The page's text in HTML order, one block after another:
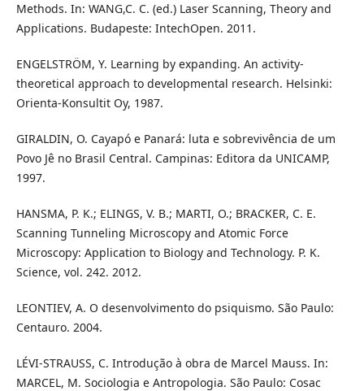
Methods. In: WANG,C. C. (ed.) Laser Scanning, Theory and
Applications. Budapeste: IntechOpen. 2011.
ENGELSTRÖM, Y. Learning by expanding. An activity-
theoretical approach to developmental research. Helsinki:
Orienta-Konsultit Oy, 1987.
GIRALDIN, O. Cayapó e Panará: luta e sobrevivência de um
Povo Jê no Brasil Central. Campinas: Editora da UNICAMP,
1997.
HANSMA, P. K.; ELINGS, V. B.; MARTI, O.; BRACKER, C. E.
Scanning Tunneling Microscopy and Atomic Force
Microscopy: Application to Biology and Technology. P. K.
Science, vol. 242. 2012.
LEONTIEV, A. O desenvolvimento do psiquismo. São Paulo:
Centauro. 2004.
LÉVI-STRAUSS, C. Introdução à obra de Marcel Mauss. In:
MARCEL, M. Sociologia e Antropologia. São Paulo: Cosac